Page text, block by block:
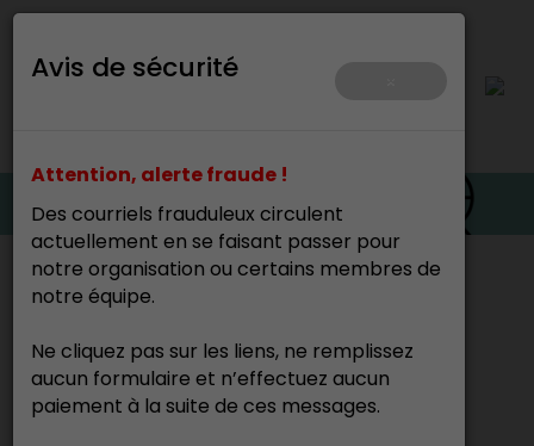
Avis de sécurité
Attention, alerte fraude !
Des courriels frauduleux circulent
actuellement en se faisant passer pour
notre organisation ou certains membres de
notre équipe.
Ne cliquez pas sur les liens, ne remplissez
aucun formulaire et n’effectuez aucun
paiement à la suite de ces messages.
Accueil>
Trouvez un·e artisan·e
professionnel·le